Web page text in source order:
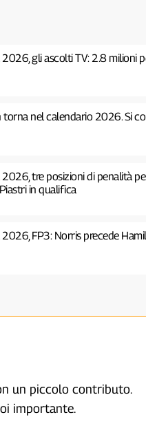
2026, gli ascolti TV: 2.8 milioni
torna nel calendario 2026. Si
2026, tre posizioni di penalità
in qualifica
2026, FP3: Norris precede
un piccolo contributo.
importante.